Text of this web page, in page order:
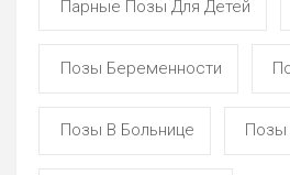
Парные Позы Для Детей
Позы Беременности
Позы В Больнице Позы